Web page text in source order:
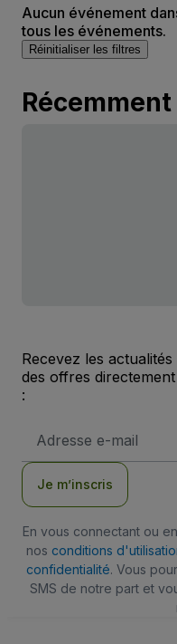
Aucun événement
tous les événements.
Réinitialiser les filtres
Recevez les
des offres
:
e-
Je m’inscris
En vous connectant ou
nos conditions
confidentialité. Vous
SMS de notre part et